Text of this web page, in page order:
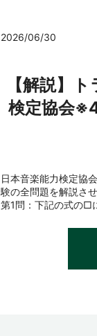
2026/06/30
【解説】
検定協会
日本音楽能力検定協
験の全問題を解説さ
第1問：下記の式の□